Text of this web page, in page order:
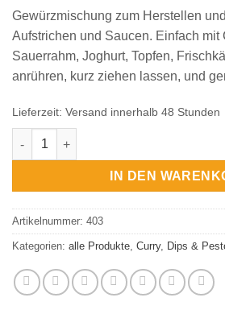
Gewürzmischung zum Herstellen
Aufstrichen und Saucen. Einfach mit
Sauerrahm, Joghurt, Topfen,
anrühren, kurz ziehen lassen, und
Lieferzeit: Versand innerhalb 48 Stunden
Dip Curry Menge
IN DEN
Artikelnummer: 403
Kategorien: alle Produkte, Curry, Dips &